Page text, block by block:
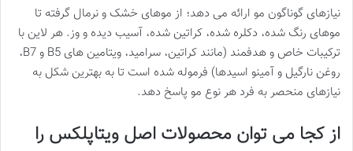
نیازهای گوناگون مو ارائه می دهد؛ از موهای خشک و نرمال گرفته تا
موهای رنگ شده، دکلره شده، کراتین شده، آسیب دیده و وز. هر لاین با
ترکیبات خاص و هدفمند (مانند کراتین، سرامید، ویتامین های B5 و B7،
روغن نارگیل و آمینو اسیدها) فرموله شده است تا به بهترین شکل به
نیازهای منحصر به فرد هر نوع مو پاسخ دهد.
از کجا می توان محصولات اصل ویتاپلکس را